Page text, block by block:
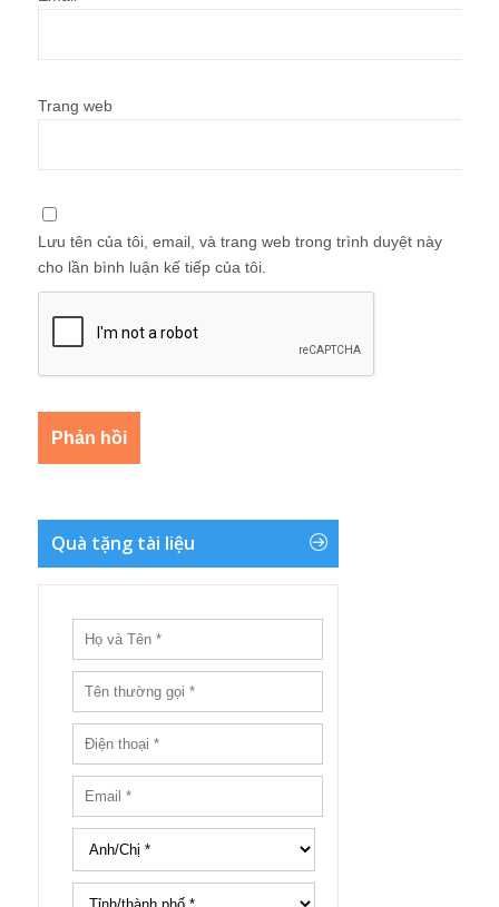
Trang web
Lưu tên của tôi, email, và trang web trong trình duyệt này
cho lần bình luận kế tiếp của tôi.
Quà tặng tài liệu